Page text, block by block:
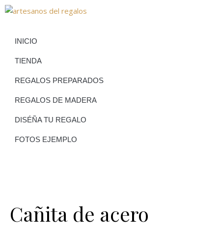
INICIO
TIENDA
REGALOS PREPARADOS
REGALOS DE MADERA
DISÉÑA TU REGALO
FOTOS EJEMPLO
Cañita de acero